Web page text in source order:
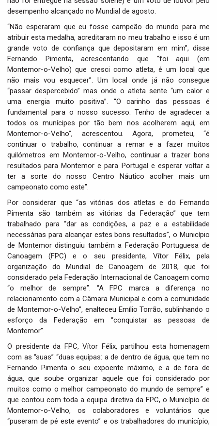
desempenho alcançado no Mundial de agosto.
“Não esperaram que eu fosse campeão do mundo para me
atribuir esta medalha, acreditaram no meu trabalho e isso é um
grande voto de confiança que depositaram em mim”, disse
Fernando Pimenta, acrescentando que “foi aqui (em
Montemor-o-Velho) que cresci como atleta, é um local que
não mais vou esquecer”. Um local onde já não consegue
“passar despercebido” mas onde o atleta sente “um calor e
uma energia muito positiva”. “O carinho das pessoas é
fundamental para o nosso sucesso. Tenho de agradecer a
todos os munícipes por tão bem nos acolherem aqui, em
Montemor-o-Velho”, acrescentou. Agora, prometeu, “é
continuar o trabalho, continuar a remar e a fazer muitos
quilómetros em Montemor-o-Velho, continuar a trazer bons
resultados para Montemor e para Portugal e esperar voltar a
ter a sorte do nosso Centro Náutico acolher mais um
campeonato como este”.
Por considerar que “as vitórias dos atletas e do Fernando
Pimenta são também as vitórias da Federação” que tem
trabalhado para “dar as condições, a paz e a estabilidade
necessárias para alcançar estes bons resultados”, o Município
de Montemor distinguiu também a Federação Portuguesa de
Canoagem (FPC) e o seu presidente, Vítor Félix, pela
organização do Mundial de Canoagem de 2018, que foi
considerado pela Federação Internacional de Canoagem como
“o melhor de sempre”. “A FPC marca a diferença no
relacionamento com a Câmara Municipal e com a comunidade
de Montemor-o-Velho”, enalteceu Emílio Torrão, sublinhando o
esforço da Federação em “conquistar as pessoas de
Montemor”.
O presidente da FPC, Vítor Félix, partilhou esta homenagem
com as “suas” “duas equipas: a de dentro de água, que tem no
Fernando Pimenta o seu expoente máximo, e a de fora de
água, que soube organizar aquele que foi considerado por
muitos como o melhor campeonato do mundo de sempre” e
que contou com toda a equipa diretiva da FPC, o Município de
Montemor-o-Velho, os colaboradores e voluntários que
“puseram de pé este evento” e os trabalhadores do município,